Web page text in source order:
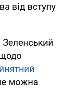
від вступу
можна